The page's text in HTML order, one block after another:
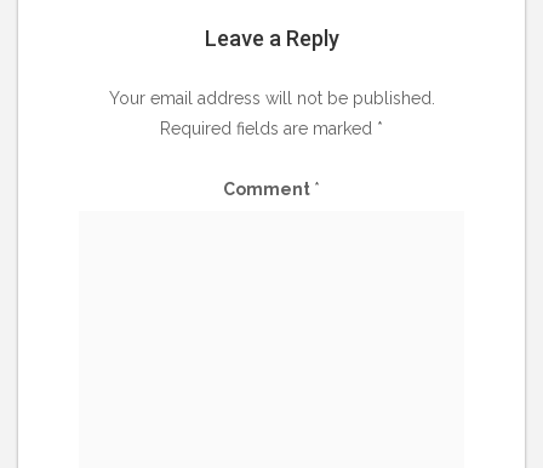
Leave a Reply
Your email address will not be published.
Required fields are marked *
Comment *